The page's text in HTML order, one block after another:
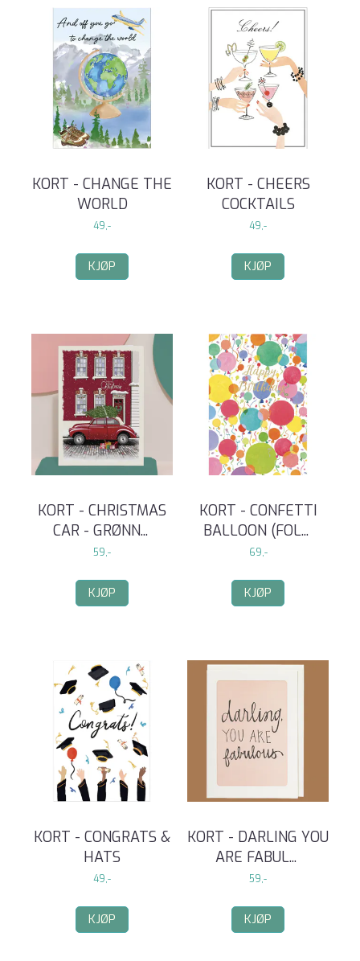
KORT - CHANGE THE
WORLD
49,-
KJØP
KORT - CHEERS
COCKTAILS
49,-
KJØP
KORT - CHRISTMAS
CAR - GRØNN...
59,-
KJØP
KORT - CONFETTI
BALLOON (FOL...
69,-
KJØP
KORT - CONGRATS &
HATS
49,-
KJØP
KORT - DARLING YOU
ARE FABUL...
59,-
KJØP